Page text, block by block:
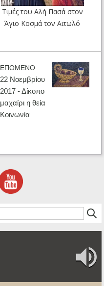
Τιμές του Αλή Πασά στον
Άγιο Κοσμά τον Αιτωλό
ΕΠΟΜΕΝΟ
22 Νοεμβρίου
2017 - Δίκοπο
μαχαίρι η θεία
Κοινωνία